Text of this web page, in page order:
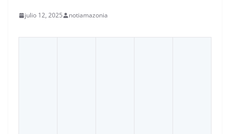
julio 12, 2025 notiamazonia